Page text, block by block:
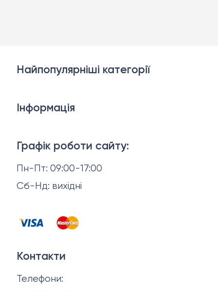
Графік роботи сайту:
Пн-Пт: 09:00-17:00
Сб-Нд: вихідні
Найпопулярніші категорії
Макіяж
Волосся
Чоловіча косметика
Косметика для манікюру та педикюру
Інформація
Відгуки
Договір оферти
Політика конфіденційності
Про нас
Контакти
Телефони: